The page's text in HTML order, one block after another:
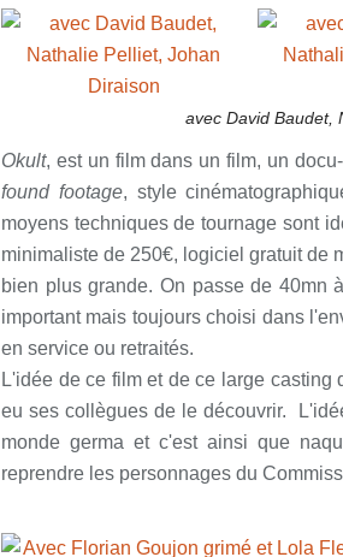
avec David Baudet,
Okult, est un film dans un film, un
found footage, style
moyens techniques de tournage sont
minimaliste de 250€, logiciel gratuit de
bien plus grande. On passe de 40mn
important mais toujours choisi dans
en service ou retraités.
L'idée de ce film et de ce large casting
eu ses collègues de le découvrir.
monde germa et c'est ainsi que
reprendre les personnages du